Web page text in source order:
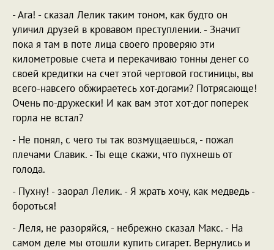
- Ага! - сказал Лелик таким тоном, как будто он
уличил друзей в кровавом преступлении. - Значит
пока я там в поте лица своего проверяю эти
километровые счета и перекачиваю тонны денег со
своей кредитки на счет этой чертовой гостиницы, вы
всего-навсего обжираетесь хот-догами? Потрясающе!
Очень по-дружески! И как вам этот хот-дог поперек
горла не встал?
- Не понял, с чего ты так возмущаешься, - пожал
плечами Славик. - Ты еще скажи, что пухнешь от
голода.
- Пухну! - заорал Лелик. - Я жрать хочу, как медведь -
бороться!
- Леля, не разоряйся, - небрежно сказал Макс. - На
самом деле мы отошли купить сигарет. Вернулись и